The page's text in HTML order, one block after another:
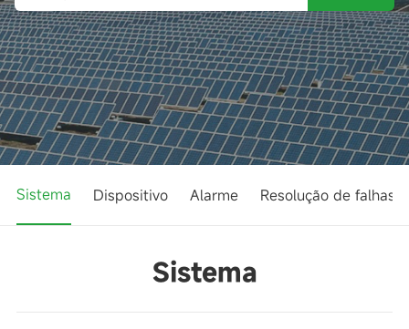
Sistema Dispositivo Alarme Resolução de falhas
Sistema